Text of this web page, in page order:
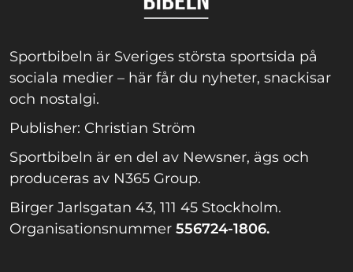
Sportbibeln är Sveriges största sportsida på
sociala medier – här får du nyheter, snackisar
och nostalgi.
Publisher: Christian Ström
Sportbibeln är en del av Newsner, ägs och
produceras av N365 Group.
Birger Jarlsgatan 43, 111 45 Stockholm.
Organisationsnummer 556724-1806.